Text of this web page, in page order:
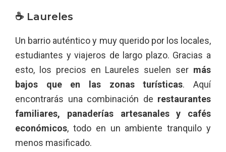
☕ Laureles
Un barrio auténtico y muy querido por los locales,
estudiantes y viajeros de largo plazo. Gracias a
esto, los precios en Laureles suelen ser más
bajos que en las zonas turísticas. Aquí
encontrarás una combinación de restaurantes
familiares, panaderías artesanales y cafés
económicos, todo en un ambiente tranquilo y
menos masificado.